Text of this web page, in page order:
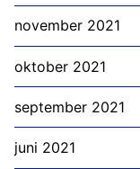
november 2021
oktober 2021
september 2021
juni 2021